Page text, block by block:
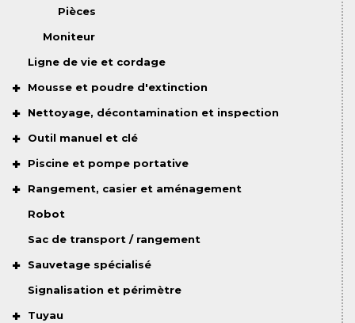
Pièces
Moniteur
Ligne de vie et cordage
Mousse et poudre d'extinction
Nettoyage, décontamination et inspection
Outil manuel et clé
Piscine et pompe portative
Rangement, casier et aménagement
Robot
Sac de transport / rangement
Sauvetage spécialisé
Signalisation et périmètre
Tuyau